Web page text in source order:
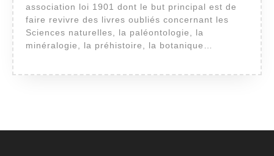
association loi 1901 dont le but principal est de
faire revivre des livres oubliés concernant les
Sciences naturelles, la paléontologie, la
minéralogie, la préhistoire, la botanique…